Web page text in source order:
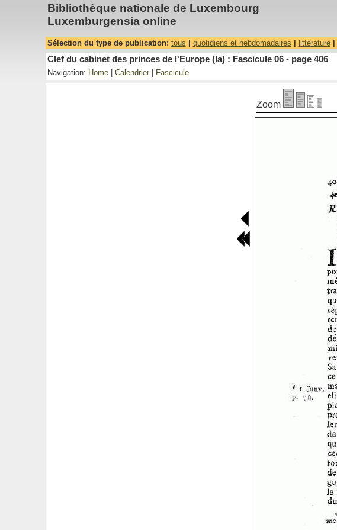
Bibliothèque nationale de Luxembourg
Luxemburgensia online
Sélection du type de publication: tous quotidiens et hebdomadaires littérature|
Clef du cabinet des princes de l'Europe (la) : Fascicule 06 - page 406
Navigation: Home| Calendrier| Fascicule
Zoom